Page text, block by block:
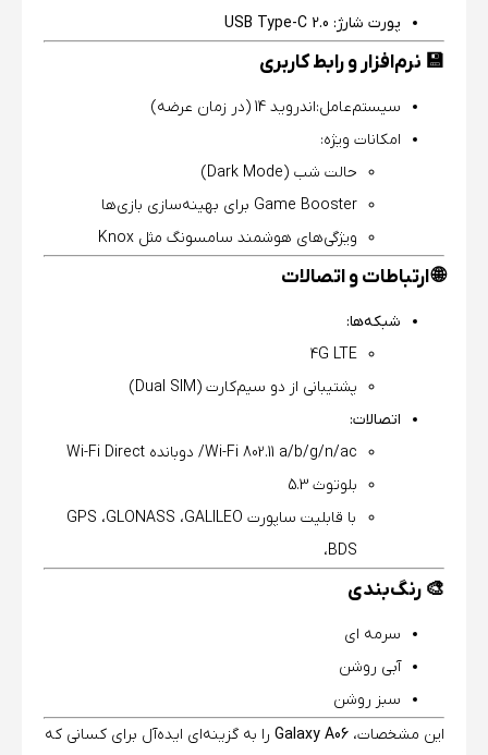
پورت شارژ: USB Type-C 2.0
💾 نرم‌افزار و رابط کاربری
سیستم‌عامل:اندروید 14 (در زمان عرضه)
امکانات ویژه:
حالت شب (Dark Mode)
Game Booster برای بهینه‌سازی بازی‌ها
ویژگی‌های هوشمند سامسونگ مثل Knox
🌐 ارتباطات و اتصالات
شبکه‌ها:
4G LTE
پشتیبانی از دو سیم‌کارت (Dual SIM)
اتصالات:
Wi-Fi 802.11 a/b/g/n/ac/ دوبانده Wi-Fi Direct
بلوتوث 5.3
با قابلیت ساپورت GPS ،GLONASS ،GALILEO
،BDS
🎨 رنگ‌بندی
سرمه ای
آبی روشن
سبز روشن
این مشخصات، Galaxy A06 را به گزینه‌ای ایده‌آل برای کسانی که